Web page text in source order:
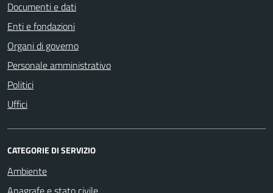
Documenti e dati
Enti e fondazioni
Organi di governo
Personale amministrativo
Politici
Uffici
CATEGORIE DI SERVIZIO
Ambiente